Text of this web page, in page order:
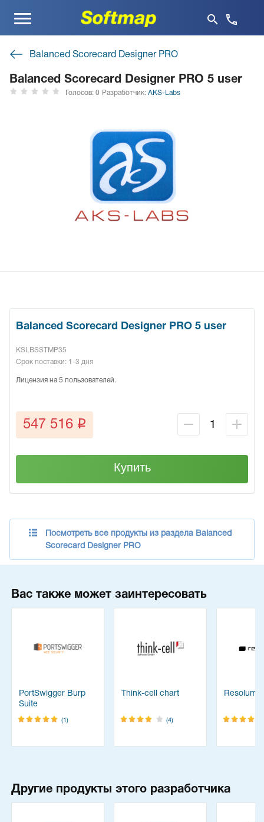
Меню
Balanced Scorecard Designer PRO
Balanced Scorecard Designer PRO 5 user
Голосов: 0 Разработчик: AKS-Labs
Balanced Scorecard Designer PRO 5 user
KSLBSSTMP35
Срок поставки: 1-3 дня
Лицензия на 5 пользователей.
547 516 q
Купить
Посмотреть все продукты из раздела Balanced
Scorecard Designer PRO
Вас также может заинтересовать
PortSwigger Burp
Suite
(1)
Think-cell chart
(4)
Resolume
Другие продукты этого разработчика